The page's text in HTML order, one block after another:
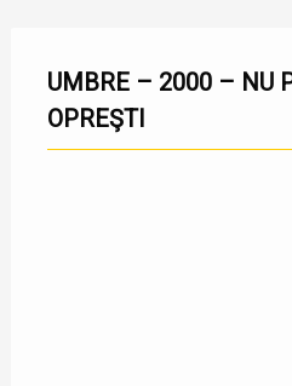
UMBRE – 2000 – NU POŢI SĂ MĂ
OPREŞTI